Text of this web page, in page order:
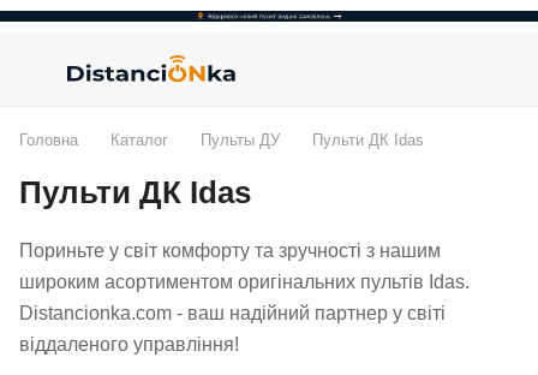
Головна Каталог Пульты ДУ Пульти ДК Idas
Пульти ДК Idas
Пориньте у світ комфорту та зручності з нашим
широким асортиментом оригінальних пультів Idas.
Distancionka.com - ваш надійний партнер у світі
віддаленого управління!